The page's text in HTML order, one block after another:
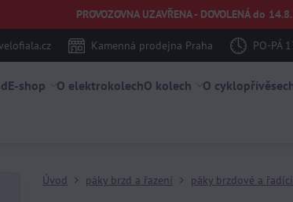
PROVOZOVNA UZAVŘENA - DOVOLENÁ do
Kamenná prodejna Praha PO-PÁ
E-shop O elektrokolechO kolech O
Úvod páky brzd a řazení páky brzdové a